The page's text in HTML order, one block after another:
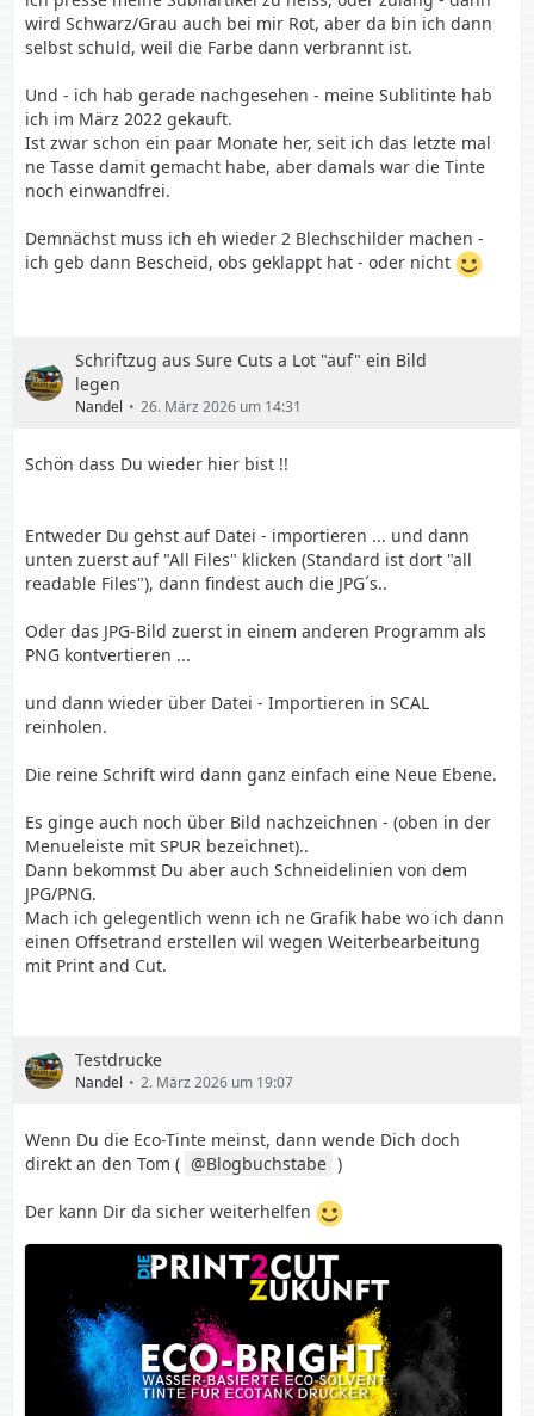
wird Schwarz/Grau auch bei mir Rot, aber da bin ich dann
selbst schuld, weil die Farbe dann verbrannt ist.
Und - ich hab gerade nachgesehen - meine Sublitinte hab
ich im März 2022 gekauft.
Ist zwar schon ein paar Monate her, seit ich das letzte mal
ne Tasse damit gemacht habe, aber damals war die Tinte
noch einwandfrei.
Demnächst muss ich eh wieder 2 Blechschilder machen -
ich geb dann Bescheid, obs geklappt hat - oder nicht
Schriftzug aus Sure Cuts a Lot "auf" ein Bild
legen
Nandel 26. März 2026 um 14:31
Schön dass Du wieder hier bist !!
Entweder Du gehst auf Datei - importieren ... und dann
unten zuerst auf "All Files" klicken (Standard ist dort "all
readable Files"), dann findest auch die JPG´s..
Oder das JPG-Bild zuerst in einem anderen Programm als
PNG kontvertieren ...
und dann wieder über Datei - Importieren in SCAL
reinholen.
Die reine Schrift wird dann ganz einfach eine Neue Ebene.
Es ginge auch noch über Bild nachzeichnen - (oben in der
Menueleiste mit SPUR bezeichnet)..
Dann bekommst Du aber auch Schneidelinien von dem
JPG/PNG.
Mach ich gelegentlich wenn ich ne Grafik habe wo ich dann
einen Offsetrand erstellen wil wegen Weiterbearbeitung
mit Print and Cut.
Testdrucke
Nandel 2. März 2026 um 19:07
Wenn Du die Eco-Tinte meinst, dann wende Dich doch
direkt an den Tom (
Blogbuchstabe )
Der kann Dir da sicher weiterhelfen